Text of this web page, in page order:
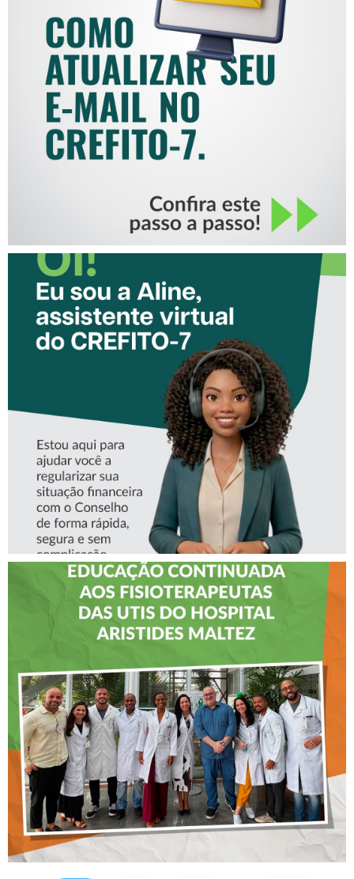
COMO ATUALIZAR SEU E-
MAIL NO CREFITO-7
CONHEÇA A ‘ALINE’,
ASSISTENTE VIRTUAL DO
CREFITO-7
CREFITO-7 LEVA EDUCAÇÃO
CONTINUADA AOS
FISIOTERAPEUTAS DAS UTIs
DO HOSPITAL ARISTIDES
MALTEZ